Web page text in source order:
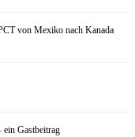
von Mexiko nach Kanada
Gastbeitrag